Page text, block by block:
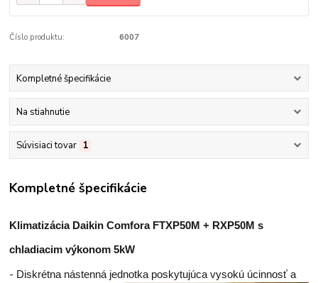
Číslo produktu: 6007
Kompletné špecifikácie
Na stiahnutie
Súvisiaci tovar 1
Kompletné špecifikácie
Klimatizácia Daikin Comfora FTXP50M + RXP50M s
chladiacim výkonom 5kW
- Diskrétna nástenná jednotka poskytujúca vysokú úcinnosť a